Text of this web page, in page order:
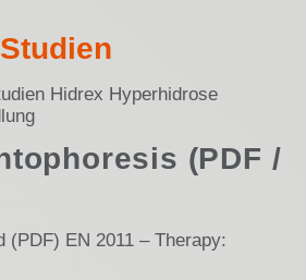
Studien
Hidrex Hyperhidrose
(PDF /
(PDF) EN 2011 – Therapy: